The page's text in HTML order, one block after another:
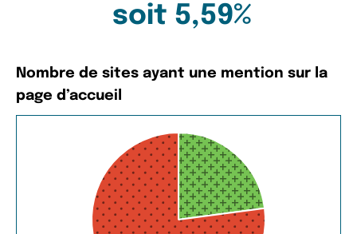
soit 5,59%
Nombre de sites ayant une mention sur la
page d’accueil